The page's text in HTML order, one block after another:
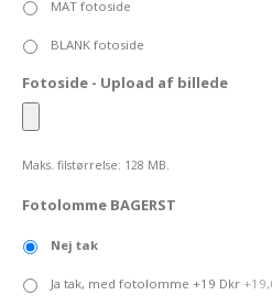
MAT fotoside
BLANK fotoside
Fotoside - Upload af billede
Maks. filstørrelse: 128 MB.
Fotolomme BAGERST
Nej tak
Ja tak, med fotolomme +19 Dkr